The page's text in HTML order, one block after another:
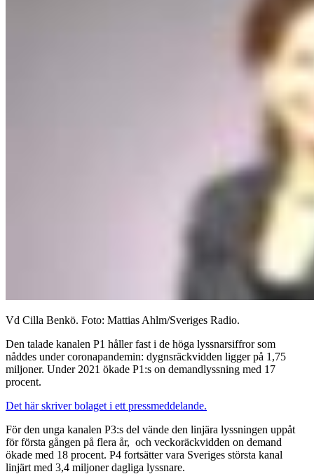
Vd Cilla Benkö. Foto: Mattias Ahlm/Sveriges Radio.
Den talade kanalen P1 håller fast i de höga lyssnarsiffror som
nåddes under coronapandemin: dygnsräckvidden ligger på 1,75
miljoner. Under 2021 ökade P1:s on demandlyssning med 17
procent.
Det här skriver bolaget i ett pressmeddelande.
För den unga kanalen P3:s del vände den linjära lyssningen uppåt
för första gången på flera år, och veckoräckvidden on demand
ökade med 18 procent. P4 fortsätter vara Sveriges största kanal
linjärt med 3,4 miljoner dagliga lyssnare.